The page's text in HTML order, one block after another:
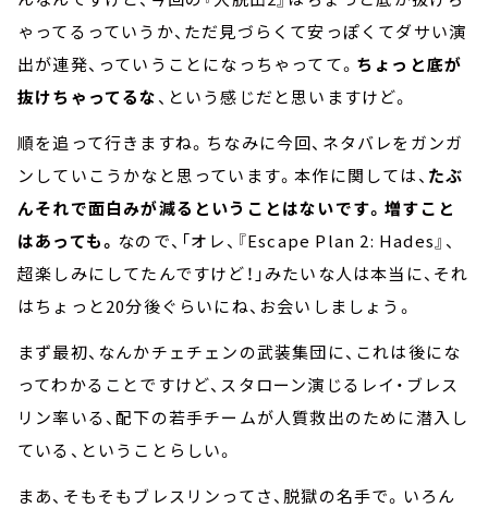
ゃってるっていうか、ただ見づらくて安っぽくてダサい演
出が連発、っていうことになっちゃってて。 ちょっと底が
抜けちゃってるな、という感じだと思いますけど。
順を追って行きますね。ちなみに今回、ネタバレをガンガ
ンしていこうかなと思っています。本作に関しては、 たぶ
んそれで面白みが減るということはないです。増すこと
はあっても。 なので、「オレ、『Escape Plan 2: Hades』、
超楽しみにしてたんですけど！」みたいな人は本当に、それ
はちょっと20分後ぐらいにね、お会いしましょう。
まず最初、なんかチェチェンの武装集団に、これは後にな
ってわかることですけど、スタローン演じるレイ・ブレス
リン率いる、配下の若手チームが人質救出のために潜入し
ている、ということらしい。
まあ、そもそもブレスリンってさ、脱獄の名手で。いろん